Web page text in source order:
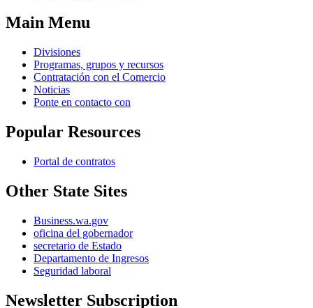
Main Menu
Divisiones
Programas, grupos y recursos
Contratación con el Comercio
Noticias
Ponte en contacto con
Popular Resources
Portal de contratos
Other State Sites
Business.wa.gov
oficina del gobernador
secretario de Estado
Departamento de Ingresos
Seguridad laboral
Newsletter Subscription